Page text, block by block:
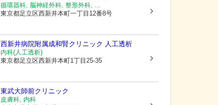
循環器科, 脳神経外科, 整形外科, ...
東京都足立区西新井本町一丁目12番8号
西新井病院附属成和腎クリニック 人工透析
内科(人工透析)
東京都足立区西新井本町1丁目25-35
東武大師前クリニック
皮膚科, 内科